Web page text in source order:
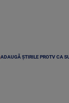
ADAUGĂ ȘTIRILE PROTV CA